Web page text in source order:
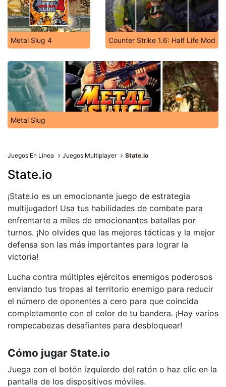
Metal Slug 4 Counter Strike 1.6: Half Life Mod
Metal Slug
Juegos En Línea Juegos Multiplayer State.io
State.io
¡State.io es un emocionante juego de estrategia
multijugador! Usa tus habilidades de combate para
enfrentarte a miles de emocionantes batallas por
turnos. ¡No olvides que las mejores tácticas y la mejor
defensa son las más importantes para lograr la
victoria!
Lucha contra múltiples ejércitos enemigos poderosos
enviando tus tropas al territorio enemigo para reducir
el número de oponentes a cero para que coincida
completamente con el color de tu bandera. ¡Hay varios
rompecabezas desafiantes para desbloquear!
Cómo jugar State.io
Juega con el botón izquierdo del ratón o haz clic en la
pantalla de los dispositivos móviles.